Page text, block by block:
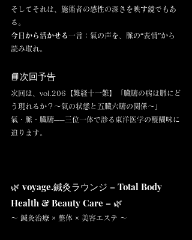
そしてそれは、施術者の感性の深さを映す鏡でもあ
る。
今日から活かせる一言： 氣の声を、脈の“表情”から
読み取れ。
📘次回予告
次回は、vol.206【難経十一難】「臓腑の病は脈にど
う現れるか？〜氣の状態と五臓六腑の関係〜」
氣・脈・臓腑──三位一体で診る東洋医学の醍醐味に
迫ります。
🌿 voyage.鍼灸ラウンジ – Total Body
Health & Beauty Care – 🌿
〜 鍼灸治療 × 整体 × 美容エステ 〜